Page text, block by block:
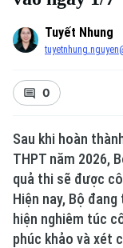
Xu hướng
Tuyết Nhung
0
Sau khi hoàn
THPT năm 2026,
quả thi sẽ được
Hiện nay, Bộ
hiện nghiêm túc
phúc khảo và xét